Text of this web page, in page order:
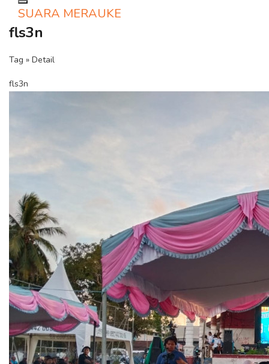
Toggle navigation
SUARA MERAUKE
fls3n
Tag » Detail
fls3n